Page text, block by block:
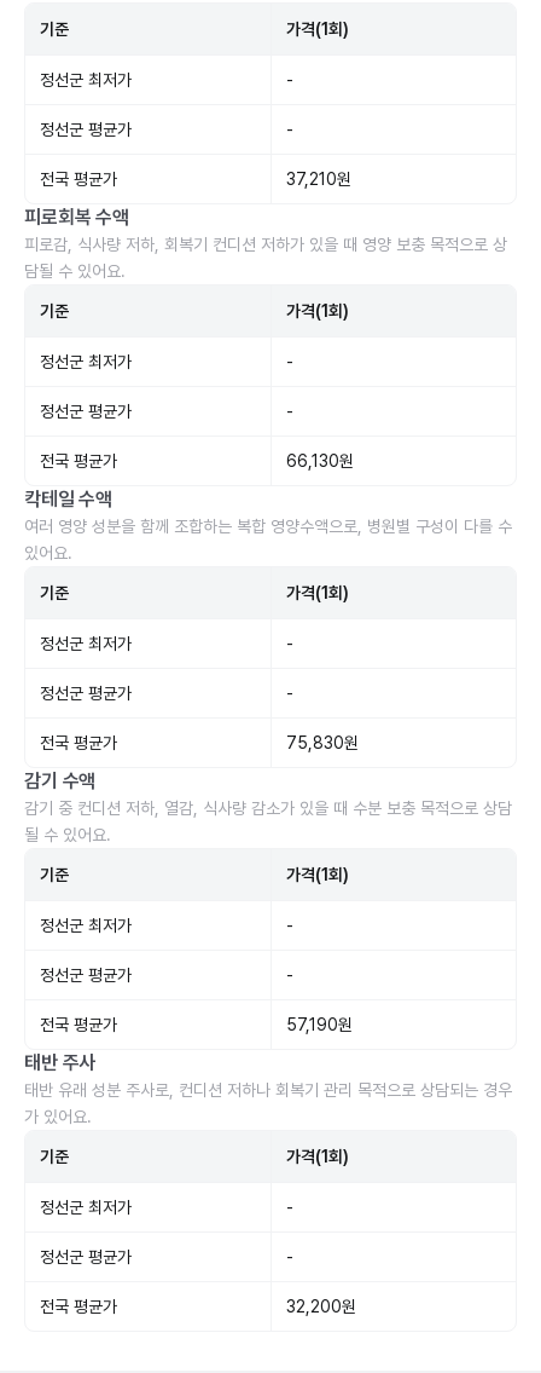
기준 가격(1회)
정선군 최저가 -
정선군 평균가 -
전국 평균가 37,210원
피로회복 수액
피로감, 식사량 저하, 회복기 컨디션 저하가 있을 때 영양 보충 목적으로 상
담될 수 있어요.
기준 가격(1회)
정선군 최저가 -
정선군 평균가 -
전국 평균가 66,130원
칵테일 수액
여러 영양 성분을 함께 조합하는 복합 영양수액으로, 병원별 구성이 다를 수
있어요.
기준 가격(1회)
정선군 최저가 -
정선군 평균가 -
전국 평균가 75,830원
감기 수액
감기 중 컨디션 저하, 열감, 식사량 감소가 있을 때 수분 보충 목적으로 상담
될 수 있어요.
기준 가격(1회)
정선군 최저가 -
정선군 평균가 -
전국 평균가 57,190원
태반 주사
태반 유래 성분 주사로, 컨디션 저하나 회복기 관리 목적으로 상담되는 경우
가 있어요.
기준 가격(1회)
정선군 최저가 -
정선군 평균가 -
전국 평균가 32,200원